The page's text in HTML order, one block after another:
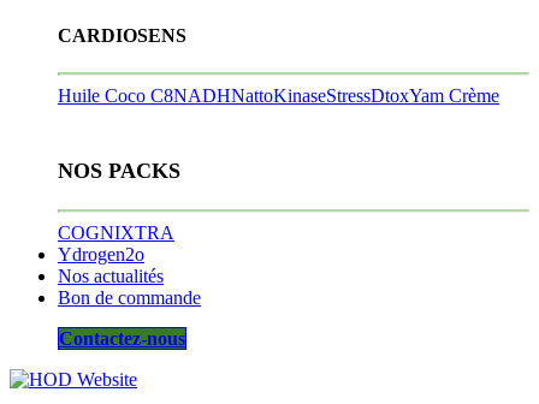
CARDIOSENS
Huile Coco C8NADHNattoKinaseStressDtoxYam Crème
NOS PACKS
COGNIXTRA
Ydrogen2o
Nos actualités
Bon de commande
Contactez-nous